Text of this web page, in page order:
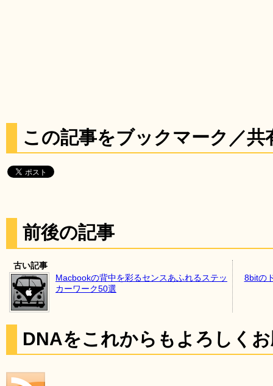
この記事をブックマーク／共
前後の記事
古い記事
Macbookの背中を彩るセンスあふれるステッ
カーワーク50選
8bitの
DNAをこれからもよろしく